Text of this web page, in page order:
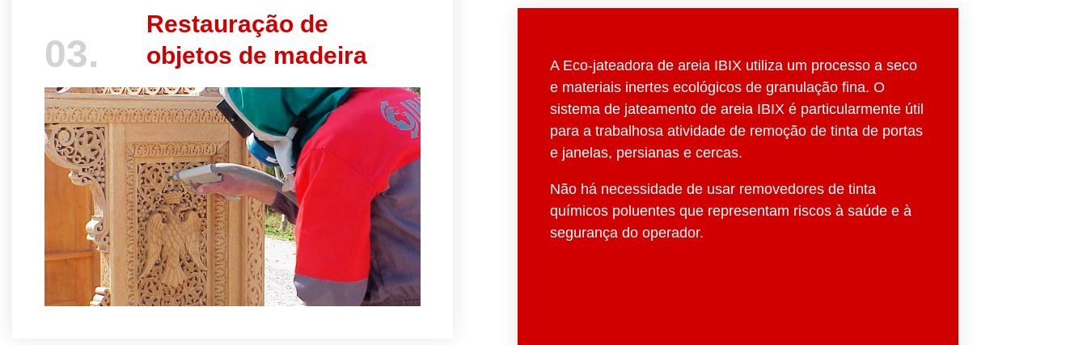
03.
Restauração de
objetos de madeira
A Eco-jateadora de areia IBIX utiliza um processo a seco
e materiais inertes ecológicos de granulação fina. O
sistema de jateamento de areia IBIX é particularmente útil
para a trabalhosa atividade de remoção de tinta de portas
e janelas, persianas e cercas.
Não há necessidade de usar removedores de tinta
químicos poluentes que representam riscos à saúde e à
segurança do operador.